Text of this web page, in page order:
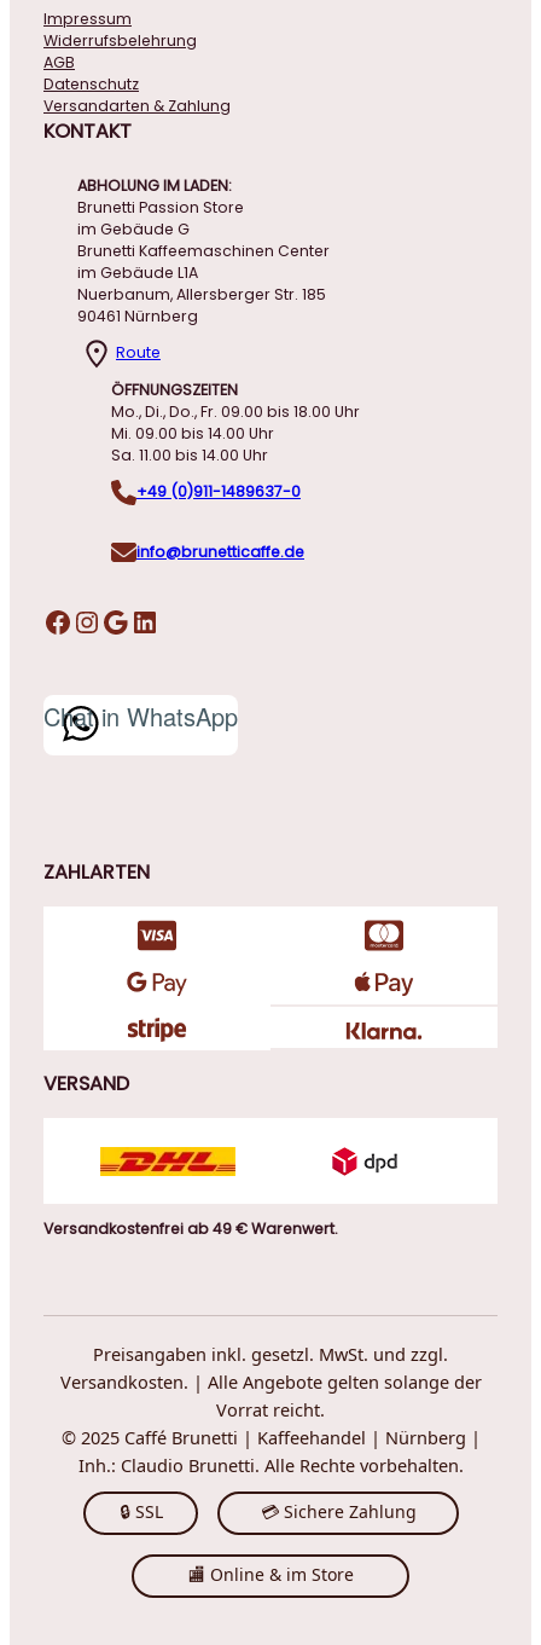
Impressum
Widerrufsbelehrung
AGB
Datenschutz
Versandarten & Zahlung
KONTAKT
ABHOLUNG IM LADEN:
Brunetti Passion Store
im Gebäude G
Brunetti Kaffeemaschinen Center
im Gebäude L1A
Nuerbanum, Allersberger Str. 185
90461 Nürnberg
Route
ÖFFNUNGSZEITEN
Mo., Di., Do., Fr. 09.00 bis 18.00 Uhr
Mi. 09.00 bis 14.00 Uhr
Sa. 11.00 bis 14.00 Uhr
+49 (0)911-1489637-0
info@brunetticaffe.de
Facebook InstagramGoogle LinkedIn
Chat in WhatsApp
ZAHLARTEN
VERSAND
Versandkostenfrei ab 49 € Warenwert.
Preisangaben inkl. gesetzl. MwSt. und zzgl.
Versandkosten. | Alle Angebote gelten solange der
Vorrat reicht.
© 2025 Caffé Brunetti | Kaffeehandel | Nürnberg |
Inh.: Claudio Brunetti. Alle Rechte vorbehalten.
🔒 SSL 💳 Sichere Zahlung
🏬 Online & im Store